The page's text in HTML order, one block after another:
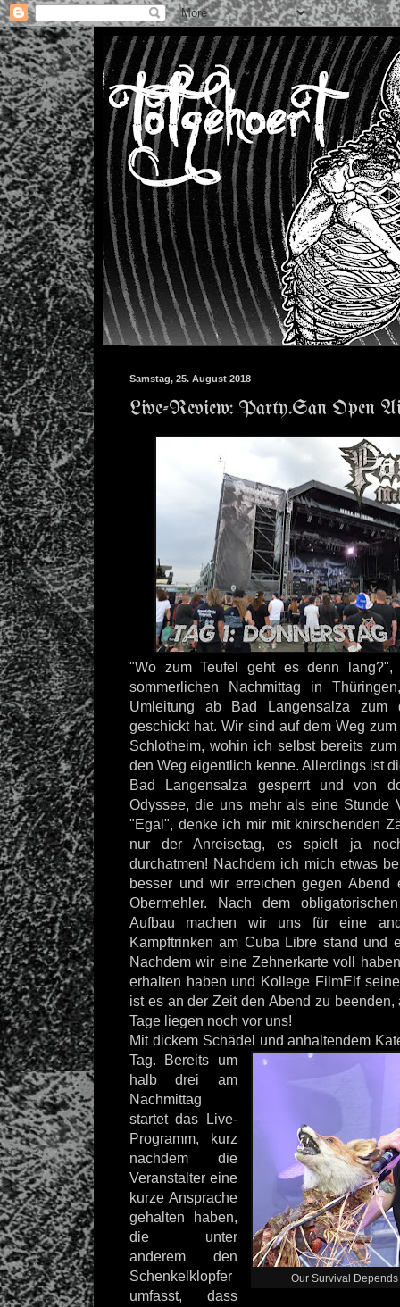
Samstag, 25. August 2018
Live-Review: Party.San Open
"Wo zum Teufel geht es denn
sommerlichen Nachmittag in
Umleitung ab Bad Langensalza
geschickt hat. Wir sind auf dem Weg
Schlotheim, wohin ich selbst bereits
den Weg eigentlich kenne. Allerdings ist
Bad Langensalza gesperrt und von
Odyssee, die uns mehr als eine Stunde
"Egal", denke ich mir mit knirschenden
nur der Anreisetag, es spielt ja
durchatmen! Nachdem ich mich etwas
besser und wir erreichen gegen Abend
Obermehler. Nach dem
Aufbau machen wir uns für eine
Kampftrinken am Cuba Libre stand und
Nachdem wir eine Zehnerkarte voll
erhalten haben und Kollege FilmElf
ist es an der Zeit den Abend zu
Tage liegen noch vor uns!
Mit dickem Schädel und anhaltendem
Tag. Bereits um
Our Survival
halb drei am
Nachmittag
startet das Live-
Programm, kurz
nachdem die
Veranstalter eine
kurze Ansprache
gehalten haben,
die unter
anderem den
Schenkelklopfer
umfasst, dass